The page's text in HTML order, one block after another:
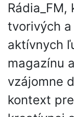
tvorivých
aktívnych
magazínu
vzájomne
kontext